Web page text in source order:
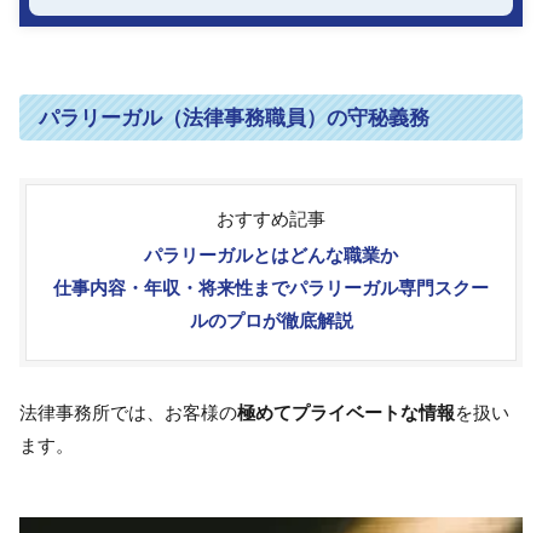
パラリーガル（法律事務職員）の守秘義務
おすすめ記事
パラリーガルとはどんな職業か
仕事内容・年収・将来性までパラリーガル専門スクー
ルのプロが徹底解説
法律事務所では、お客様の極めてプライベートな情報を扱い
ます。